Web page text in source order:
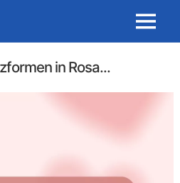
Menu
in Rosa...